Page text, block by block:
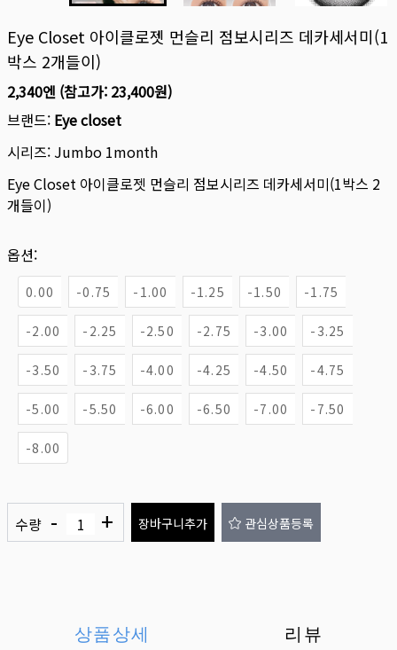
Eye Closet 아이클로젯 먼슬리 점보시리즈 데카세서미(1
박스 2개들이)
2,340엔 (참고가: 23,400원)
브랜드: Eye closet
시리즈: Jumbo 1month
Eye Closet 아이클로젯 먼슬리 점보시리즈 데카세서미(1박스 2
개들이)
옵션:
0.00 -0.75 -1.00 -1.25 -1.50 -1.75
-2.00 -2.25 -2.50 -2.75 -3.00 -3.25
-3.50 -3.75 -4.00 -4.25 -4.50 -4.75
-5.00 -5.50 -6.00 -6.50 -7.00 -7.50
-8.00
수량 - + 장바구니추가 관심상품등록
상품상세 리뷰